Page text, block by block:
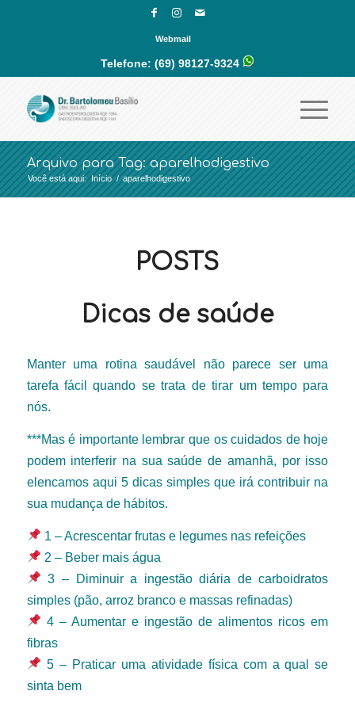
Webmail
Telefone: (69) 98127-9324
Arquivo para Tag: aparelhodigestivo
Você está aqui: Início / aparelhodigestivo
POSTS
Dicas de saúde
Manter uma rotina saudável não parece ser uma
tarefa fácil quando se trata de tirar um tempo para
nós.
***Mas é importante lembrar que os cuidados de hoje
podem interferir na sua saúde de amanhã, por isso
elencamos aqui 5 dicas simples que irá contribuir na
sua mudança de hábitos.
1 – Acrescentar frutas e legumes nas refeições
2 – Beber mais água
3 – Diminuir a ingestão diária de carboidratos
simples (pão, arroz branco e massas refinadas)
4 – Aumentar e ingestão de alimentos ricos em
fibras
5 – Praticar uma atividade física com a qual se
sinta bem